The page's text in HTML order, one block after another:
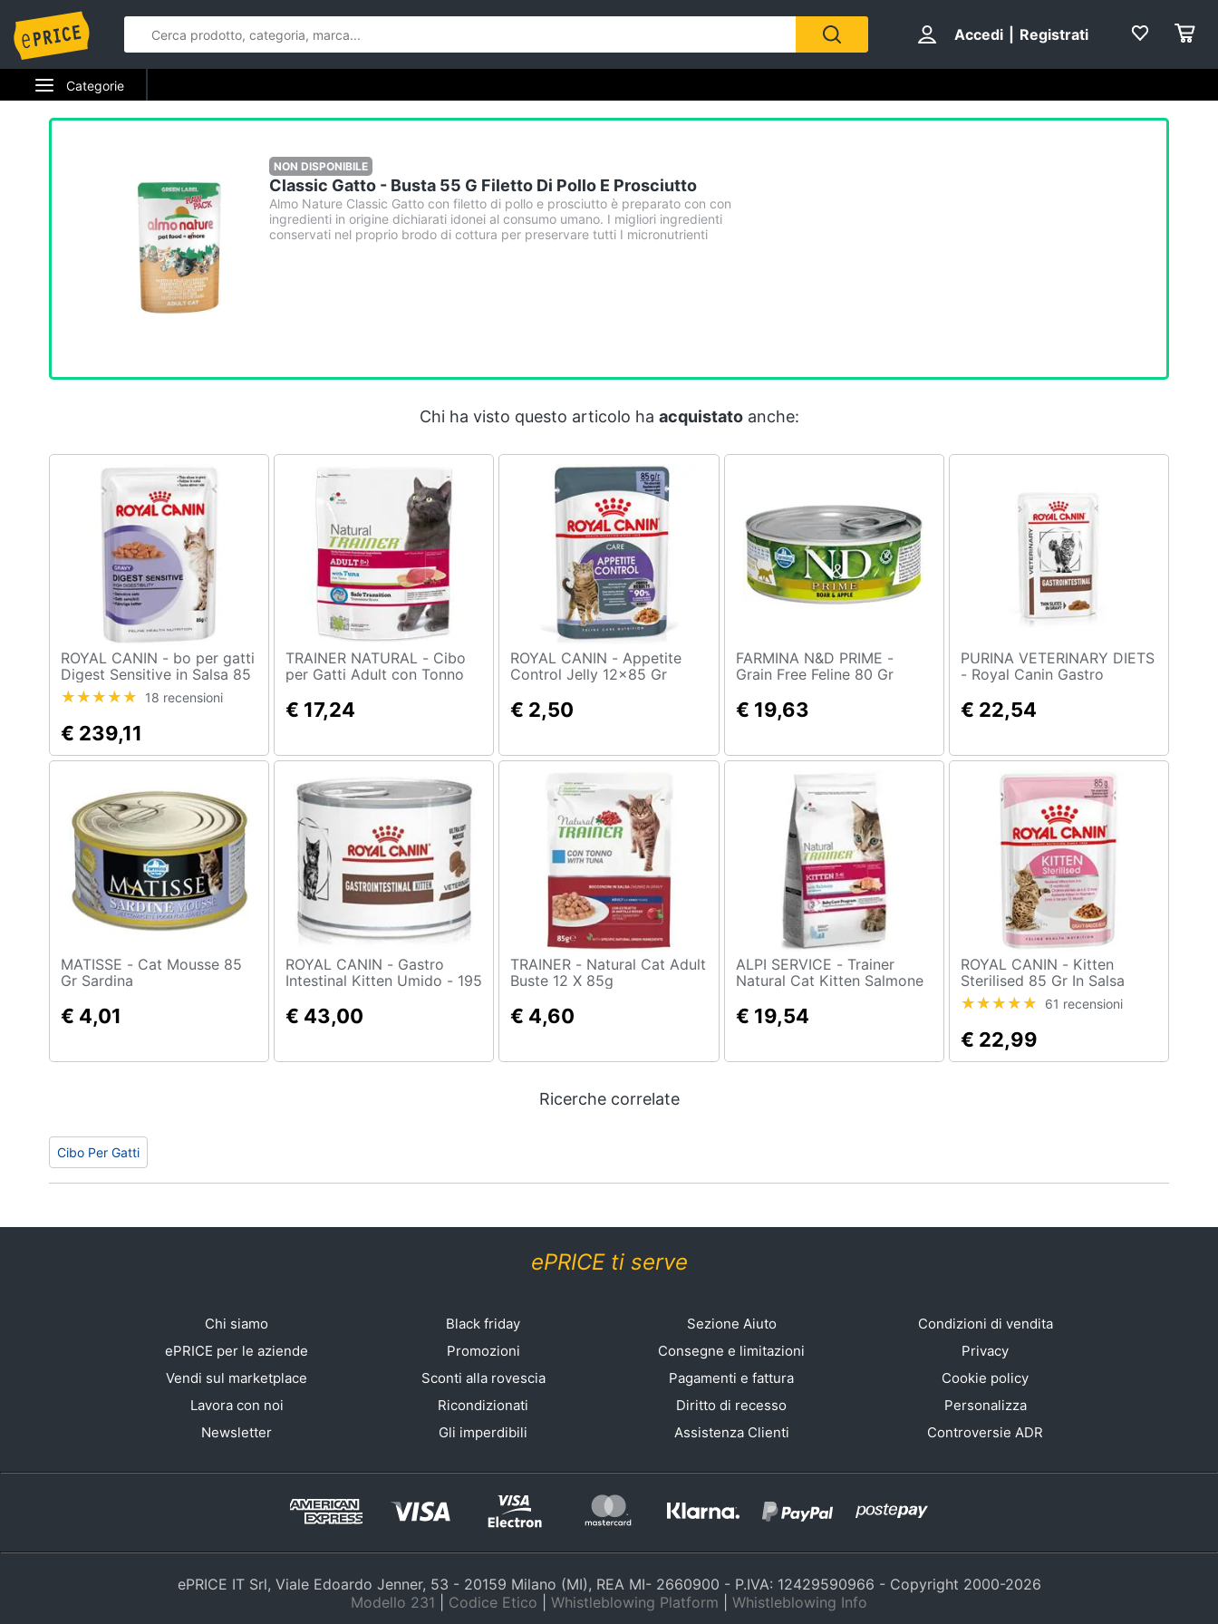
Accedi Registrati
Categorie
Elettrodomestici
Tv e Home Cinema
Smart home
Brico e Giardinaggio
Salute e igiene
Beauty
Giocattoli
Prima infanzia
Fotografia
Casalinghi
Sport
Animali
Motori
Libri, cd e dvd
Festività e ricorrenze
Promozioni
NON DISPONIBILE
Classic Gatto - Busta 55 G Filetto Di Pollo E Prosciutto
Almo Nature Classic Gatto con filetto di pollo e prosciutto è preparato con con
ingredienti in origine dichiarati idonei al consumo umano. I migliori ingredienti
conservati nel proprio brodo di cottura per preservare tutti I micronutrienti
Chi ha visto questo articolo ha acquistatoanche:
ROYAL CANIN - bo per gatti
Digest Sensitive in Salsa 85
gr
18 recensioni
€ 239,11
TRAINER NATURAL - Cibo
per Gatti Adult con Tonno
€ 17,24
ROYAL CANIN - Appetite
Control Jelly 12x85 Gr
€ 2,50
FARMINA N&D PRIME -
Grain Free Feline 80 Gr
€ 19,63
PURINA VETERINARY DIETS
- Royal Canin Gastro
€ 22,54
MATISSE - Cat Mousse 85
Gr Sardina
€ 4,01
ROYAL CANIN - Gastro
Intestinal Kitten Umido - 195
€ 43,00
TRAINER - Natural Cat Adult
Buste 12 X 85g
€ 4,60
ALPI SERVICE - Trainer
Natural Cat Kitten Salmone
€ 19,54
ROYAL CANIN - Kitten
Sterilised 85 Gr In Salsa
61 recensioni
€ 22,99
Ricerche correlate
Cibo Per Gatti
ePRICE ti serve
Chi siamo
ePRICE per le aziende
Vendi sul marketplace
Lavora con noi
Newsletter
Black friday
Promozioni
Sconti alla rovescia
Ricondizionati
Gli imperdibili
Sezione Aiuto
Consegne e limitazioni
Pagamenti e fattura
Diritto di recesso
Assistenza Clienti
Condizioni di vendita
Privacy
Cookie policy
Personalizza
Controversie ADR
ePRICE IT Srl, Viale Edoardo Jenner, 53 - 20159 Milano (MI), REA MI- 2660900 - P.IVA: 12429590966 - Copyright 2000-2026
Modello 231
Codice Etico Whistleblowing Platform Whistleblowing Info